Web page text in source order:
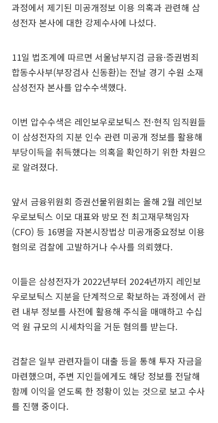
과정에서 제기된 미공개정보 이용 의혹과 관련해 삼
성전자 본사에 대한 강제수사에 나섰다.
11일 법조계에 따르면 서울남부지검 금융·증권범죄
합동수사부(부장검사 신동환)는 전날 경기 수원 소재
삼성전자 본사를 압수수색했다.
이번 압수수색은 레인보우로보틱스 전·현직 임직원들
이 삼성전자의 지분 인수 관련 미공개 정보를 활용해
부당이득을 취득했다는 의혹을 확인하기 위한 차원으
로 알려졌다.
앞서 금융위원회 증권선물위원회는 올해 2월 레인보
우로보틱스 이모 대표와 방모 전 최고재무책임자
(CFO) 등 16명을 자본시장법상 미공개중요정보 이용
혐의로 검찰에 고발하거나 수사를 의뢰했다.
이들은 삼성전자가 2022년부터 2024년까지 레인보
우로보틱스 지분을 단계적으로 확보하는 과정에서 관
련 내부 정보를 사전에 활용해 주식을 매매하고 수십
억 원 규모의 시세차익을 거둔 혐의를 받는다.
검찰은 일부 관련자들이 대출 등을 통해 투자 자금을
마련했으며, 주변 지인들에게도 해당 정보를 전달해
함께 이익을 얻도록 한 정황이 있는 것으로 보고 수사
를 진행 중이다.